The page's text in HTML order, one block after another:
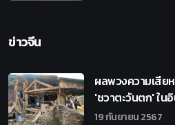
ข่าวจีน
ผลพวงความเสีย
'ชวาตะวันตก' ใน
19 กันยายน 2567